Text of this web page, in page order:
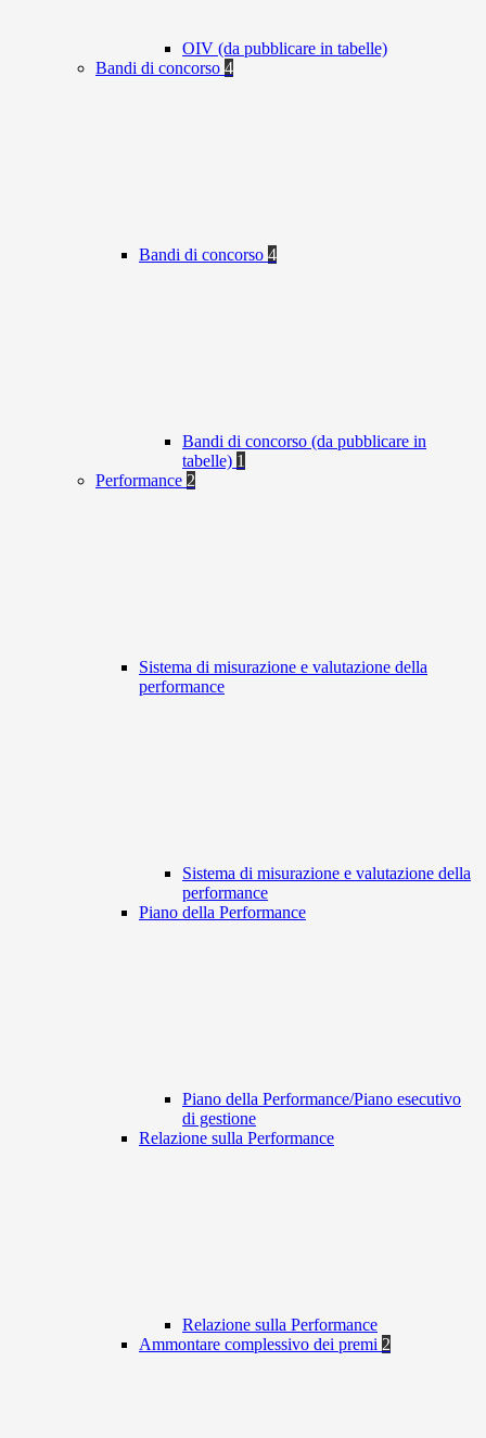
OIV (da pubblicare in tabelle)
Bandi di concorso 4
Bandi di concorso 4
Bandi di concorso (da pubblicare in
tabelle) 1
Performance 2
Sistema di misurazione e valutazione della
performance
Sistema di misurazione e valutazione della
performance
Piano della Performance
Piano della Performance/Piano esecutivo
di gestione
Relazione sulla Performance
Relazione sulla Performance
Ammontare complessivo dei premi 2